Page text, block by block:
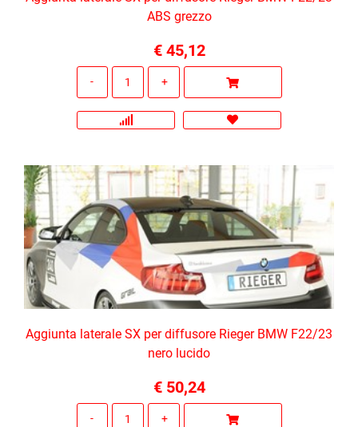
ABS grezzo
€ 45,12
Aggiunta laterale SX per diffusore Rieger BMW F22/23
nero lucido
€ 50,24